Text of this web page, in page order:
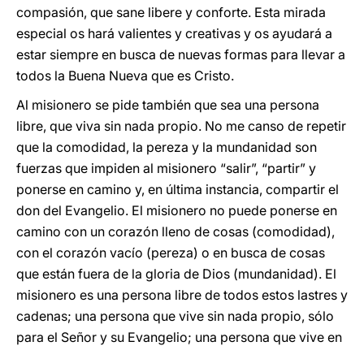
compasión, que sane libere y conforte. Esta mirada
especial os hará valientes y creativas y os ayudará a
estar siempre en busca de nuevas formas para llevar a
todos la Buena Nueva que es Cristo.
Al misionero se pide también que sea una persona
libre, que viva sin nada propio. No me canso de repetir
que la comodidad, la pereza y la mundanidad son
fuerzas que impiden al misionero “salir”, “partir” y
ponerse en camino y, en última instancia, compartir el
don del Evangelio. El misionero no puede ponerse en
camino con un corazón lleno de cosas (comodidad),
con el corazón vacío (pereza) o en busca de cosas
que están fuera de la gloria de Dios (mundanidad). El
misionero es una persona libre de todos estos lastres y
cadenas; una persona que vive sin nada propio, sólo
para el Señor y su Evangelio; una persona que vive en